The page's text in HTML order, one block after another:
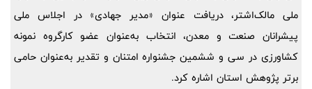
ملی مالک‌اشتر، دریافت عنوان «مدیر جهادی» در اجلاس ملی
پیشرانان صنعت و معدن، انتخاب به‌عنوان عضو کارگروه نمونه
کشاورزی در سی و ششمین جشنواره امتنان و تقدیر به‌عنوان حامی
برتر پژوهش استان اشاره کرد.